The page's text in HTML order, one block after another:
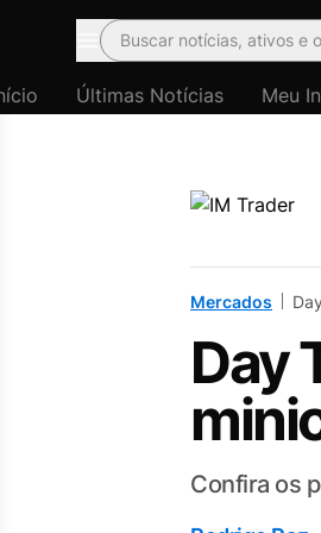
Menu
Buscar notícias, ativos e
Últimas Notícias Meu
Mercados
Day
Confira os